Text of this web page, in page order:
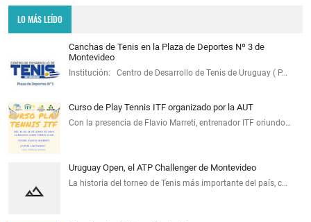
LO MÁS LEÍDO
Canchas de Tenis en la Plaza de Deportes Nº 3 de
Montevideo
Institución: Centro de Desarrollo de Tenis de Uruguay ( P…
Curso de Play Tennis ITF organizado por la AUT
Con la presencia de Flavio Marreti, entrenador ITF oriundo…
Uruguay Open, el ATP Challenger de Montevideo
La historia del torneo de Tenis más importante del país, c…